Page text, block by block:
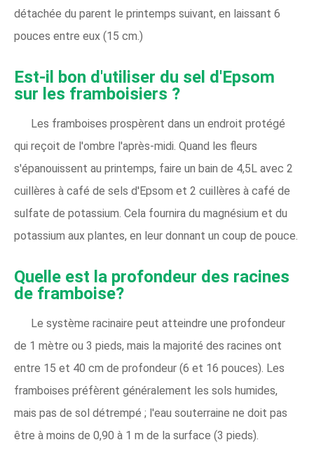
détachée du parent le printemps suivant, en laissant 6
pouces entre eux (15 cm.)
Est-il bon d'utiliser du sel d'Epsom
sur les framboisiers ?
Les framboises prospèrent dans un endroit protégé
qui reçoit de l'ombre l'après-midi. Quand les fleurs
s'épanouissent au printemps, faire un bain de 4,5L avec 2
cuillères à café de sels d'Epsom et 2 cuillères à café de
sulfate de potassium. Cela fournira du magnésium et du
potassium aux plantes, en leur donnant un coup de pouce.
Quelle est la profondeur des racines
de framboise?
Le système racinaire peut atteindre une profondeur
de 1 mètre ou 3 pieds, mais la majorité des racines ont
entre 15 et 40 cm de profondeur (6 et 16 pouces). Les
framboises préfèrent généralement les sols humides,
mais pas de sol détrempé ; l'eau souterraine ne doit pas
être à moins de 0,90 à 1 m de la surface (3 pieds).